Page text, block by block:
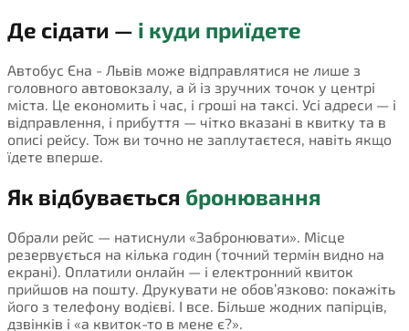
Де сідати — і куди приїдете
Автобус Єна - Львів може відправлятися не лише з
головного автовокзалу, а й із зручних точок у центрі
міста. Це економить і час, і гроші на таксі. Усі адреси — і
відправлення, і прибуття — чітко вказані в квитку та в
описі рейсу. Тож ви точно не заплутаєтеся, навіть якщо
їдете вперше.
Як відбувається бронювання
Обрали рейс — натиснули «Забронювати». Місце
резервується на кілька годин (точний термін видно на
екрані). Оплатили онлайн — і електронний квиток
прийшов на пошту. Друкувати не обов’язково: покажіть
його з телефону водієві. І все. Більше жодних папірців,
дзвінків і «а квиток-то в мене є?».